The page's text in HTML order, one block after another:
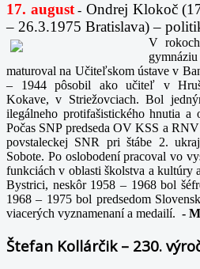
17. august- Ondrej Klokoč
– 26.3.1975 Bratislava) –
V
maturoval na Učiteľskom ústave v
– 1944 pôsobil ako učiteľ v
Kokave, v Striežovciach. Bol
ilegálneho protifašistického hnutia a
Počas SNP predseda OV KSS a
povstaleckej SNR pri štábe 2.
Sobote. Po oslobodení pracoval vo
funkciách v oblasti školstva a kultúry
Bystrici, neskôr 1958 – 1968 bol
1968 – 1975 bol predsedom
viacerých vyznamenaní a medailí. -
Štefan Kollárčik – 230.